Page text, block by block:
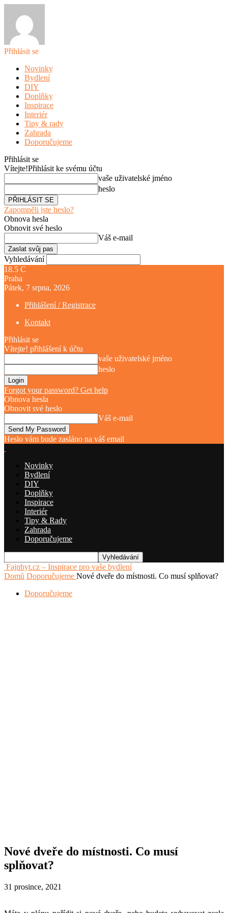
Přihlásit se
Novinky
Bydlení
DIY
Doplňky
Inspirace
Interiér
Tipy & rady
Zahrada
Doporučujeme
Přihlásit se
Vítejte!Přihlásit ke svému účtu
vaše uživatelské jméno
heslo
Zapomněli jste heslo?
Obnova hesla
Obnovit své heslo
Váš e-mail
Vyhledávání
18.5 C
Praha
Pátek, 7 srpna, 2026
Přihlášení / Registrace
Kontakt
Přihlásit se
Vítejte! přihlášení k účtu
vaše uživatelské jméno
heslo
Forgot your password? Get help
Obnova hesla
Obnovit své heslo
Váš e-mail
Heslo vám bude zasláno na váš email
Novinky
Bydlení
DIY
Doplňky
Inspirace
Interiér
Tipy & Rady
Zahrada
Doporučujeme
Fajnbyt.cz – Inspirace pro vaše bydlení
Domů Doporučujeme Nové dveře do místnosti. Co musí splňovat?
Doporučujeme
Nové dveře do místnosti. Co musí
splňovat?
31 prosince, 2021